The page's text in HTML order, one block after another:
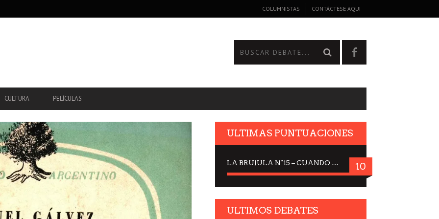
COLUMNISTAS CONTÁCTESE AQUI
CULTURA PELÍCULAS
ULTIMAS PUNTUACIONES
LA BRUJULA N°15 – CUANDO LA CIENCIA MIRA AL CIELO, DRA. ELISABETH KÜBLER-ROSS 10
ULTIMOS DEBATES